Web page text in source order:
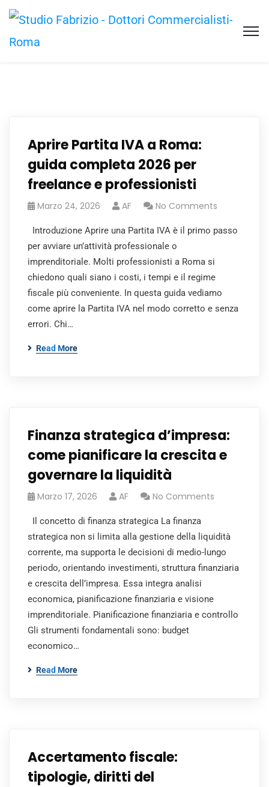
Aprire Partita IVA a Roma:
guida completa 2026 per
freelance e professionisti
Marzo 24, 2026 AF No Comments
Introduzione Aprire una Partita IVA è il primo passo
per avviare un’attività professionale o
imprenditoriale. Molti professionisti a Roma si
chiedono quali siano i costi, i tempi e il regime
fiscale più conveniente. In questa guida vediamo
come aprire la Partita IVA nel modo corretto e senza
errori. Chi…
Read More
Finanza strategica d’impresa:
come pianificare la crescita e
governare la liquidità
Marzo 17, 2026 AF No Comments
Il concetto di finanza strategica La finanza
strategica non si limita alla gestione della liquidità
corrente, ma supporta le decisioni di medio-lungo
periodo, orientando investimenti, struttura finanziaria
e crescita dell’impresa. Essa integra analisi
economica, pianificazione finanziaria e visione
imprenditoriale. Pianificazione finanziaria e controllo
Gli strumenti fondamentali sono: budget
economico…
Read More
Accertamento fiscale:
tipologie, diritti del